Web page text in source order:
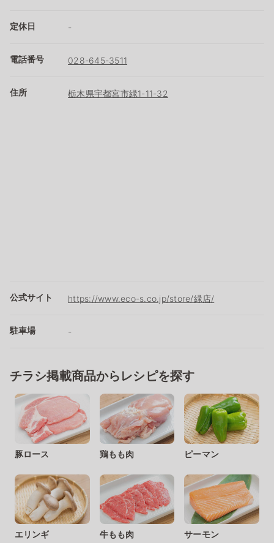
定休日 -
電話番号 028-645-3511
住所 栃木県宇都宮市緑1-11-32
公式サイト https://www.eco-s.co.jp/store/緑店/
駐車場 -
チラシ掲載商品からレシピを探す
豚ロース 鶏もも肉 ピーマン
エリンギ 牛もも肉 サーモン